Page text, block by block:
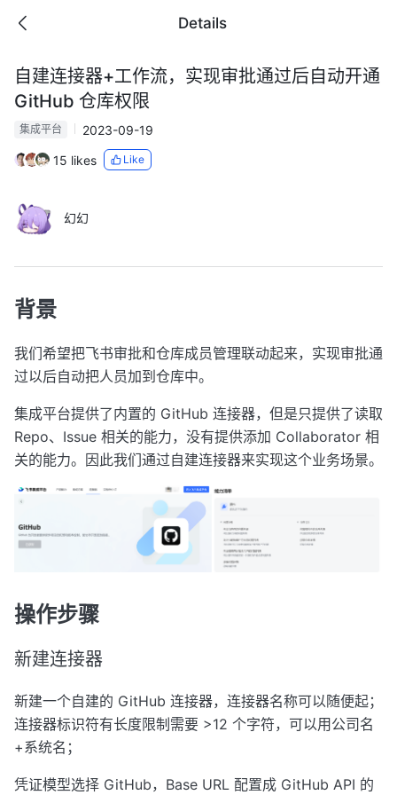
Details
自建连接器+工作流，实现审批通过后自动开通
GitHub 仓库权限
集成平台
2023-09-19
15 likes
Like
幻幻
背景
我们希望把飞书审批和仓库成员管理联动起来，实现审批通
过以后自动把人员加到仓库中。
集成平台提供了内置的 GitHub 连接器，但是只提供了读取
Repo、Issue 相关的能力，没有提供添加 Collaborator 相
关的能力。因此我们通过自建连接器来实现这个业务场景。
操作步骤
新建连接器
新建一个自建的 GitHub 连接器，连接器名称可以随便起；
连接器标识符有长度限制需要 >12 个字符，可以用公司名
+系统名；
凭证模型选择 GitHub，Base URL 配置成 GitHub API 的